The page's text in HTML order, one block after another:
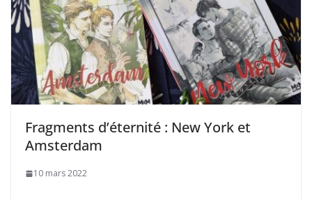
Fragments d’éternité : New York et
Amsterdam
10 mars 2022